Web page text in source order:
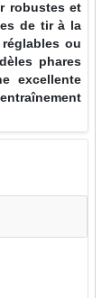
robustes et
de tir à la
ou
phares
excellente